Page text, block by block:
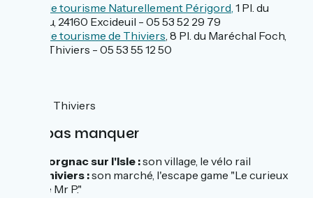
Office de tourisme Naturellement Périgord, 1 Pl. du
Château, 24160 Excideuil - 05 53 52 29 79
Office de tourisme de Thiviers, 8 Pl. du Maréchal Foch,
24800 Thiviers - 05 53 55 12 50
Gare de Thiviers
À ne pas manquer
Corgnac sur l'Isle :son village, le vélo rail
Thiviers :son marché, l'escape game "Le curieux
de Mr P."